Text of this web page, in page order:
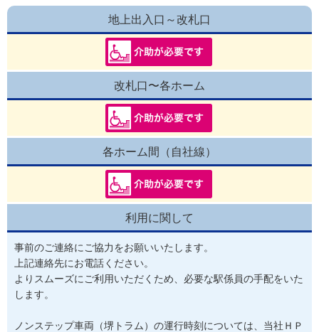
地上出入口～改札口
改札口〜各ホーム
各ホーム間（自社線）
利用に関して
事前のご連絡にご協力をお願いいたします。
上記連絡先にお電話ください。
よりスムーズにご利用いただくため、必要な駅係員の手配をいた
します。
ノンステップ車両（堺トラム）の運行時刻については、当社ＨＰ